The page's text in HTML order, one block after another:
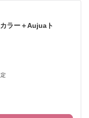
ラー＋Aujuaト